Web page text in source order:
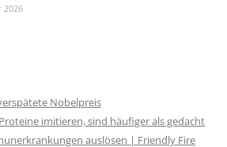
2026
Nobelpreis
imitieren, sind häufiger als gedacht
auslösen | Friendly Fire